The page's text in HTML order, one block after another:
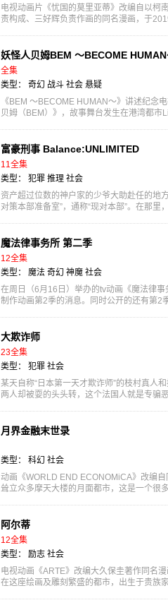
电视动画片《忧国的莫里亚蒂》改编自以柯
责构成、三好辉负责作画的同名漫画，于
妖怪人贝姆BEM ～BECOME
全集
类型： 奇幻 战斗 社会 悬疑
《BEM ～BECOME HUMAN～》讲述纪念
贝姆（BEM）》，故事舞台发生在港湾都
富豪刑事 Balance:UNLIMITED
11全集
类型： 犯罪 推理 社会
资产超过位数的神户家的少爷大助赴任的地
对策本部准备室”，通称“现对本部”。在那
魔法律事务所 第二季
12全集
类型： 魔法 奇幻 神魔 社会
在周日（6月16日）举办的tv动画《魔法律
制作动画第2季的消息。同时公开的还有第2
大欺诈师
23全集
类型： 犯罪 社会
某天自称“日本第一天才欺诈师”的枝村真人
两人却被耍的头头转，这个法国人就是专骗
月界金融末世录
类型： 科幻 社会
动画《WORLD END ECONOMiCA》改编
耸立众多摩天大楼的月面都市，这是一个很
阿尔蒂
12全集
类型： 励志 社会
电视动画《ARTE》改编大久保圭著作同名
在这座绘画及雕刻繁盛的都市，出生于贵族